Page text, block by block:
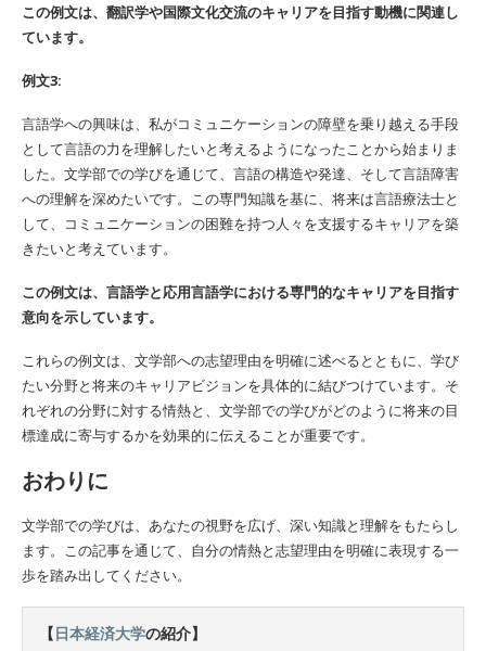
この例文は、翻訳学や国際文化交流のキャリアを目指す動機に関連し
ています。
例文3:
言語学への興味は、私がコミュニケーションの障壁を乗り越える手段
として言語の力を理解したいと考えるようになったことから始まりま
した。文学部での学びを通じて、言語の構造や発達、そして言語障害
への理解を深めたいです。この専門知識を基に、将来は言語療法士と
して、コミュニケーションの困難を持つ人々を支援するキャリアを築
きたいと考えています。
この例文は、言語学と応用言語学における専門的なキャリアを目指す
意向を示しています。
これらの例文は、文学部への志望理由を明確に述べるとともに、学び
たい分野と将来のキャリアビジョンを具体的に結びつけています。そ
れぞれの分野に対する情熱と、文学部での学びがどのように将来の目
標達成に寄与するかを効果的に伝えることが重要です。
おわりに
文学部での学びは、あなたの視野を広げ、深い知識と理解をもたらし
ます。この記事を通じて、自分の情熱と志望理由を明確に表現する一
歩を踏み出してください。
【 日本経済大学の紹介】